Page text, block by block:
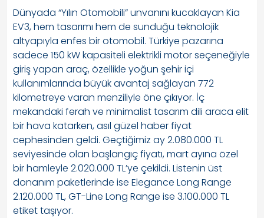
Dünyada “Yılın Otomobili” unvanını kucaklayan Kia
EV3, hem tasarımı hem de sunduğu teknolojik
altyapıyla enfes bir otomobil. Türkiye pazarına
sadece 150 kW kapasiteli elektrikli motor seçeneğiyle
giriş yapan araç, özellikle yoğun şehir içi
kullanımlarında büyük avantaj sağlayan 772
kilometreye varan menziliyle öne çıkıyor. İç
mekandaki ferah ve minimalist tasarım dili araca elit
bir hava katarken, asıl güzel haber fiyat
cephesinden geldi. Geçtiğimiz ay 2.080.000 TL
seviyesinde olan başlangıç fiyatı, mart ayına özel
bir hamleyle 2.020.000 TL’ye çekildi. Listenin üst
donanım paketlerinde ise Elegance Long Range
2.120.000 TL, GT-Line Long Range ise 3.100.000 TL
etiket taşıyor.